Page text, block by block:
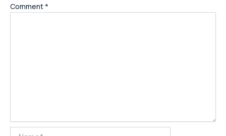
Comment *